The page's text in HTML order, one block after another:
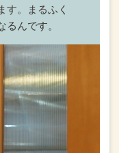
。
まるふく
んです。